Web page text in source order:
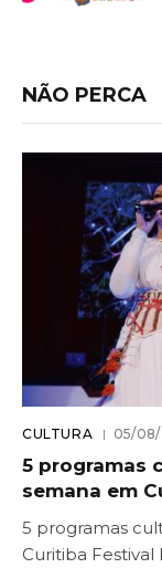
NÃO PERCA
CULTURA 05/
5 programas
semana em
5 programas
Curitiba